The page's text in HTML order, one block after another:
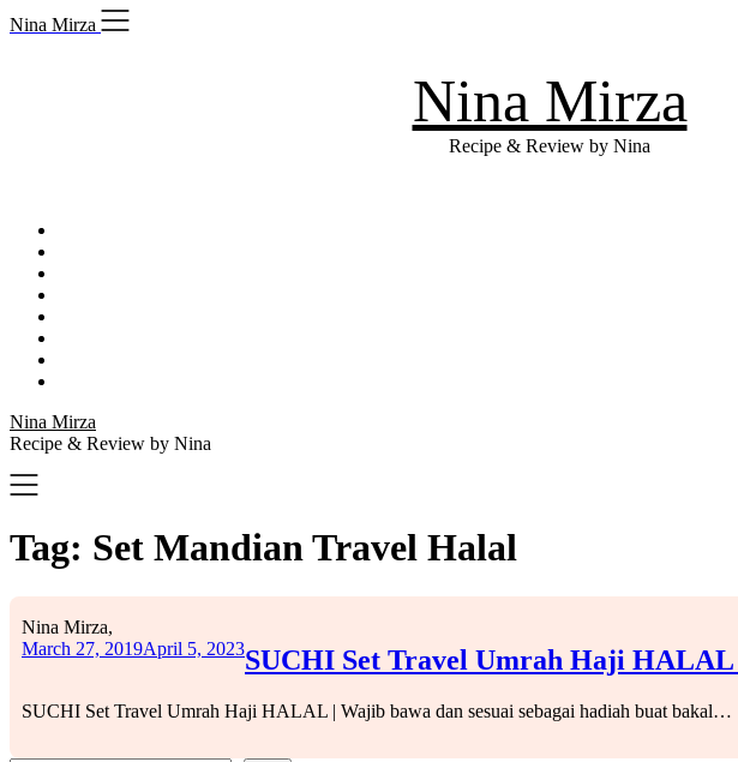
Skip
to
Nina Mirza
Nina Mirza
Recipe & Review by Nina
Nina Mirza
Recipe & Review by Nina
Tag: Set Mandian Travel Halal
SUCHI Set Travel Umrah Haji HALAL
Nina Mirza,
March 27, 2019April 5, 2023
SUCHI Set Travel Umrah Haji HALAL | Wajib bawa dan sesuai sebagai hadiah buat bakal…